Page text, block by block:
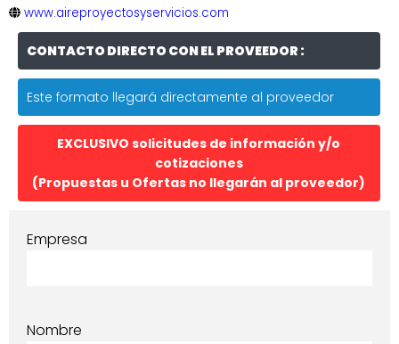
www.aireproyectosyservicios.com
CONTACTO DIRECTO CON EL PROVEEDOR :
Este formato llegará directamente al proveedor
EXCLUSIVO solicitudes de información y/o
cotizaciones
(Propuestas u Ofertas no llegarán al proveedor)
Empresa
Nombre